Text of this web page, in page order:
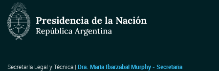
Secretaría Legal y Técnica | Dra. María Ibarzabal Murphy - Secretaria